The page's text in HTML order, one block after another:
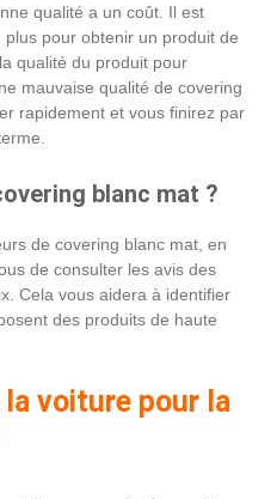
qualité a un coût. Il est
pour obtenir un produit de
qualité du produit pour
mauvaise qualité de covering
rapidement et vous finirez par
blanc mat ?
de covering blanc mat, en
de consulter les avis des
Cela vous aidera à identifier
des produits de haute
la voiture pour la